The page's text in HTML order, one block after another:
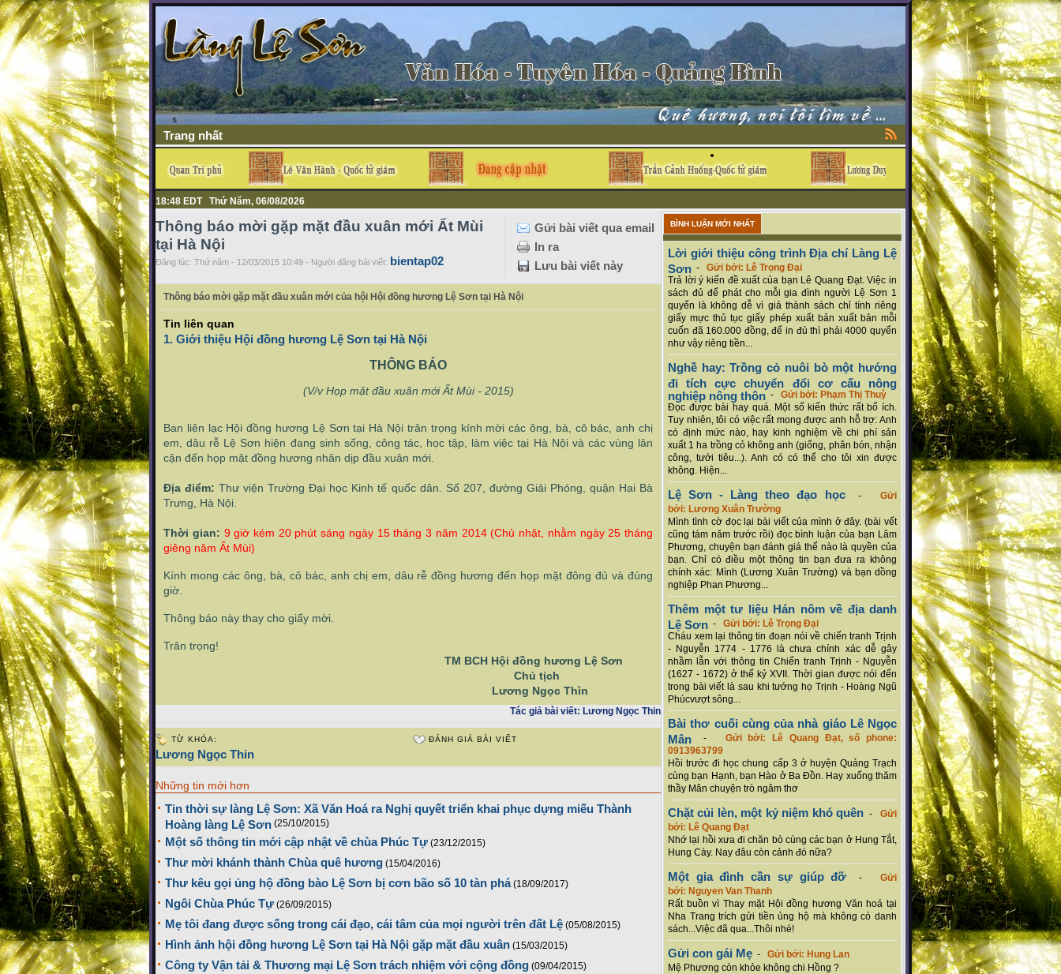
Trang nhất
18:48 EDT Thứ Năm, 06/08/2026
Gửi bài viết qua email
In ra
Lưu bài viết này
Thông báo mời gặp mặt đầu xuân mới Ất Mùi
tại Hà Nội
Đăng lúc: Thứ năm - 12/03/2015 10:49 - Người đăng bài viết: bientap02
Thông báo mời gặp mặt đầu xuân mới của hội Hội đồng hương Lệ Sơn tại Hà Nội
Tin liên quan
1. Giới thiệu Hội đồng hương Lệ Sơn tại Hà Nội
THÔNG BÁO
(V/v Họp mặt đầu xuân mới Ất Mùi - 2015)
Ban liên lạc Hội đồng hương Lệ Sơn tại Hà Nội trân trọng kính mời các ông, bà, cô bác, anh chị
em, dâu rễ Lệ Sơn hiện đang sinh sống, công tác, học tập, làm việc tại Hà Nội và các vùng lân
cận đến họp mặt đồng hương nhân dịp đầu xuân mới.
Địa điểm: Thư viện Trường Đại học Kinh tế quốc dân. Số 207, đường Giải Phóng, quận Hai Bà
Trưng, Hà Nội.
Thời gian: 9 giờ kém 20 phút sáng ngày 15 tháng 3 năm 2014 (Chủ nhật, nhằm ngày 25 tháng
giêng năm Ất Mùi)
Kính mong các ông, bà, cô bác, anh chị em, dâu rễ đồng hương đến họp mặt đông đủ và đúng
giờ.
Thông báo này thay cho giấy mời.
Trân trọng!
TM BCH Hội đồng hương Lệ Sơn
Chủ tịch
Lương Ngọc Thìn
Tác giả bài viết: Lương Ngọc Thin
TỪ KHÓA:
Lương Ngọc Thin
ĐÁNH GIÁ BÀI VIẾT
Những tin mới hơn
Tin thời sự làng Lệ Sơn: Xã Văn Hoá ra Nghị quyết triển khai phục dựng miếu Thành
Hoàng làng Lệ Sơn (25/10/2015)
Một số thông tin mới cập nhật về chùa Phúc Tự (23/12/2015)
Thư mời khánh thành Chùa quê hương (15/04/2016)
Thư kêu gọi ủng hộ đồng bào Lệ Sơn bị cơn bão số 10 tàn phá (18/09/2017)
Ngôi Chùa Phúc Tự (26/09/2015)
Mẹ tôi đang được sống trong cái đạo, cái tâm của mọi người trên đất Lệ (05/08/2015)
Hình ảnh hội đồng hương Lệ Sơn tại Hà Nội gặp mặt đầu xuân (15/03/2015)
Công ty Vận tải & Thương mại Lệ Sơn trách nhiệm với cộng đồng (09/04/2015)
BÌNH LUẬN MỚI NHẤT
Lời giới thiệu công trình Địa chí Làng Lệ
Sơn - Gửi bởi: Lê Trọng Đại
Trả lời ý kiến đề xuất của bạn Lê Quang Đạt. Việc in
sách đủ để phát cho mỗi gia đình người Lệ Sơn 1
quyển là không dễ vì giá thành sách chỉ tính riêng
giấy mực thủ tục giấy phép xuất bản xuất bản mỗi
cuốn đã 160.000 đồng, để in đủ thì phải 4000 quyển
như vậy riêng tiền...
Nghề hay: Trồng cỏ nuôi bò một hướng
đi tích cực chuyển đổi cơ cấu nông
nghiệp nông thôn - Gửi bởi: Phạm Thị Thuỳ
Đọc được bài hay quá. Một số kiến thức rất bổ ích.
Tuy nhiên, tôi có việc rất mong được anh hỗ trợ: Anh
có định mức nào, hay kinh nghiệm về chi phí sản
xuất 1 ha trồng cỏ không anh (giống, phân bón, nhận
công, tưới tiêu...). Anh có có thể cho tôi xin được
không. Hiện...
Lệ Sơn - Làng theo đạo học-Gửi
bởi: Lương Xuân Trường
Mình tình cờ đọc lại bài viết của mình ở đây. (bài vết
cũng tám năm trước rồi) đọc bình luận của bạn Lâm
Phương, chuyện bạn đánh giá thế nào là quyền của
bạn. Chỉ có điều một thông tin bạn đưa ra không
chính xác: Mình (Lương Xuân Trường) và bạn dồng
nghiệp Phan Phương...
Thêm một tư liệu Hán nôm về địa danh
Lệ Sơn - Gửi bởi: Lê Trọng Đại
Cháu xem lại thông tin đoạn nói về chiến tranh Trịnh
- Nguyễn 1774 - 1776 là chưa chính xác dễ gây
nhầm lẫn với thông tin Chiến tranh Trịnh - Nguyễn
(1627 - 1672) ở thế kỷ XVII. Thời gian được nói đến
trong bài viết là sau khi tướng họ Trịnh - Hoàng Ngũ
Phúcvượt sông...
Bài thơ cuối cùng của nhà giáo Lê Ngọc
Mân - Gửi bởi: Lê Quang Đạt, số phone:
0913963799
Hồi trước đi học chung cấp 3 ở huyện Quảng Trạch
cùng bạn Hạnh, bạn Hào ở Ba Đồn. Hay xuống thăm
thầy Mân chuyện trò ngâm thơ
Chặt củi lèn, một kỷ niệm khó quên-Gửi
bởi: Lê Quang Đạt
Nhớ lại hồi xưa đi chăn bò cùng các bạn ở Hung Tắt,
Hung Cày. Nay đâu còn cảnh đó nữa?
Một gia đình cần sự giúp đỡ -Gửi
bởi: Nguyen Van Thanh
Rất buồn vì Thay mặt Hội đồng hương Văn hoá tại
Nha Trang trích gửi tiền ủng hộ mà không có danh
sách...Việc đã qua...Thôi nhé!
Gửi con gái Mẹ - Gửi bởi: Hung Lan
Mệ Phương còn khỏe không chi Hồng ?